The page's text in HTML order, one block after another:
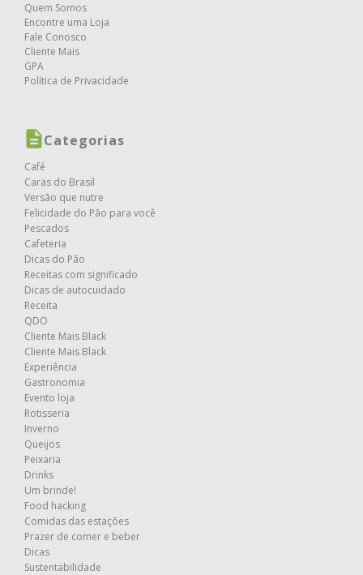
Quem Somos
Encontre uma Loja
Fale Conosco
Cliente Mais
GPA
Política de Privacidade
Categorias
Café
Caras do Brasil
Versão que nutre
Felicidade do Pão para você
Pescados
Cafeteria
Dicas do Pão
Receitas com significado
Dicas de autocuidado
Receita
QDO
Cliente Mais Black
Cliente Mais Black
Experiência
Gastronomia
Evento loja
Rotisseria
Inverno
Queijos
Peixaria
Drinks
Um brinde!
Food hacking
Comidas das estações
Prazer de comer e beber
Dicas
Sustentabilidade